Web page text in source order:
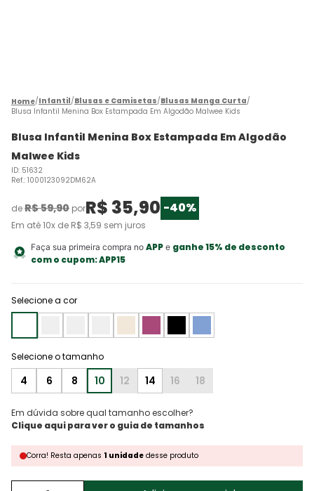
Infantil Blusas e Camisetas Blusas Manga Curta
Blusa Infantil Menina Box Estampada Em Algodão Malwee Kids
Blusa Infantil Menina Box Estampada Em Algodão
Malwee Kids
ID: 51632
Ref.: 1000123092DM62A
deR$59,90 porR$ 35,90 -40%
Em até10x de R$ 3,59 sem juros
Faça sua primeira compra no APPe ganhe 15% de desconto
com o cupom:APP15
Selecione a cor
4 6 8 10 12 14 16 18
Em dúvida sobre qual tamanho escolher?
Corra! Resta apenas 1 unidade desse produto